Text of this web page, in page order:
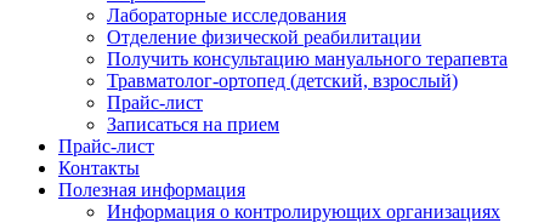
Лабораторные исследования
Отделение физической реабилитации
Получить консультацию мануального терапевта
Травматолог-ортопед (детский, взрослый)
Прайс-лист
Записаться на прием
Прайс-лист
Контакты
Полезная информация
Информация о контролирующих организациях